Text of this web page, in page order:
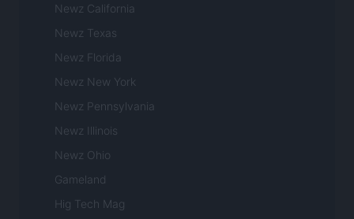
Newz California
Newz Texas
Newz Florida
Newz New York
Newz Pennsylvania
Newz Illinois
Newz Ohio
Gameland
Hig Tech Mag